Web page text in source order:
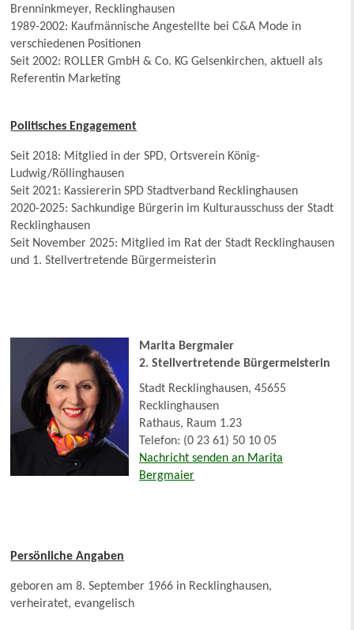
Brenninkmeyer, Recklinghausen
1989-2002: Kaufmännische Angestellte bei C&A Mode in
verschiedenen Positionen
Seit 2002: ROLLER GmbH & Co. KG Gelsenkirchen, aktuell als
Referentin Marketing
Politisches Engagement
Seit 2018: Mitglied in der SPD, Ortsverein König-
Ludwig/Röllinghausen
Seit 2021: Kassiererin SPD Stadtverband Recklinghausen
2020-2025: Sachkundige Bürgerin im Kulturausschuss der Stadt
Recklinghausen
Seit November 2025: Mitglied im Rat der Stadt Recklinghausen
und 1. Stellvertretende Bürgermeisterin
Marita Bergmaier
2. Stellvertretende Bürgermeisterin
Stadt Recklinghausen, 45655
Recklinghausen
Rathaus, Raum 1.23
Telefon: (0 23 61) 50 10 05
Nachricht senden an Marita
Bergmaier
Persönliche Angaben
geboren am 8. September 1966 in Recklinghausen,
verheiratet, evangelisch